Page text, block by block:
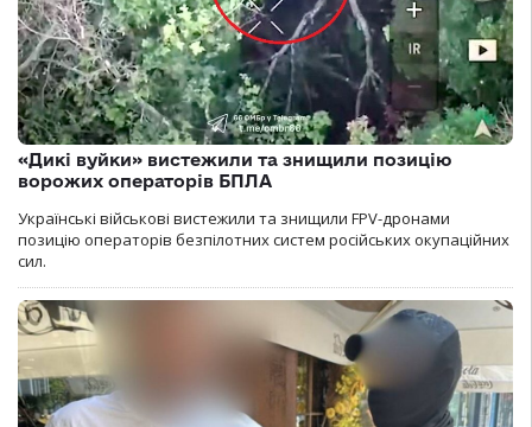
«Дикі вуйки» вистежили та знищили позицію
ворожих операторів БПЛА
Українські військові вистежили та знищили FPV-дронами
позицію операторів безпілотних систем російських окупаційних
сил.